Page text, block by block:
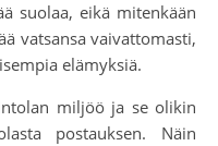
suolaa, eikä mitenkään
vatsansa vaivattomasti,
elämyksiä.
miljöö ja se olikin
postauksen. Näin